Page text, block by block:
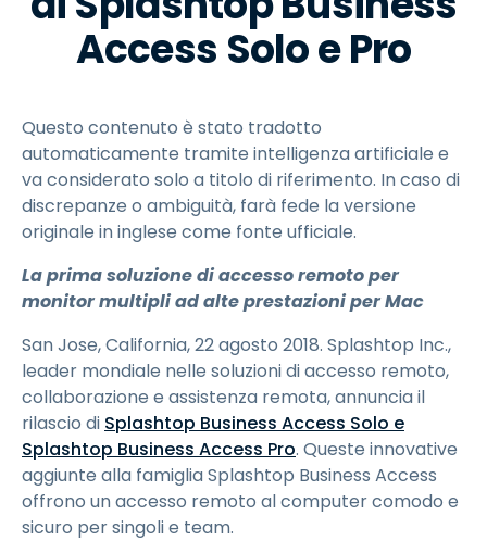
Access Solo e Pro
Questo contenuto è stato tradotto
automaticamente tramite intelligenza artificiale e
va considerato solo a titolo di riferimento. In caso di
discrepanze o ambiguità, farà fede la versione
originale in inglese come fonte ufficiale.
La prima soluzione di accesso remoto per
monitor multipli ad alte prestazioni per Mac
San Jose, California, 22 agosto 2018. Splashtop Inc.,
leader mondiale nelle soluzioni di accesso remoto,
collaborazione e assistenza remota, annuncia il
rilascio di Splashtop Business Access Solo e
Splashtop Business Access Pro. Queste innovative
aggiunte alla famiglia Splashtop Business Access
offrono un accesso remoto al computer comodo e
sicuro per singoli e team.